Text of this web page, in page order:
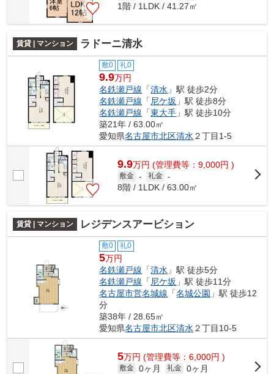
1階 / 1LDK / 41.27㎡
賃貸 | マンション ラドーニ清水
敷0 礼0
9.9万円
名鉄瀬戸線 「清水 」駅 徒歩2分
名鉄瀬戸線 「尼ケ坂 」駅 徒歩8分
名鉄瀬戸線 「東大手 」駅 徒歩10分
築21年 / 63.00㎡
愛知県名古屋市北区清水 ２丁目1-5
9.9万円 (管理費等：9,000円 )
敷金 - 礼金 -
8階 / 1LDK / 63.00㎡
賃貸 | マンション レジデンスアービション
敷0 礼0
5万円
名鉄瀬戸線 「清水 」駅 徒歩5分
名鉄瀬戸線 「尼ケ坂 」駅 徒歩11分
名古屋市営名城線 「名城公園 」駅 徒歩12
分
築38年 / 28.65㎡
愛知県名古屋市北区清水２丁目10-5
5万円 (管理費等：6,000円 )
敷金 0ヶ月 礼金 0ヶ月